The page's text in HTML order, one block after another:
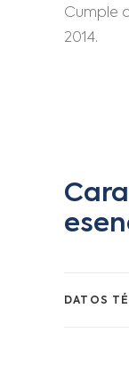
Cumple
2014.
DATOS